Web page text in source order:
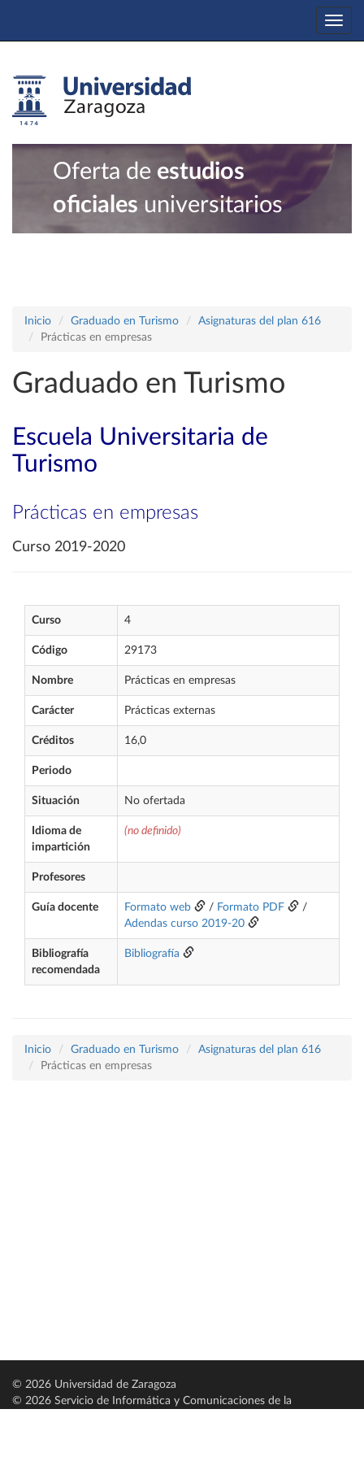
Oferta de estudios
oficiales universitarios
Inicio Graduado en Turismo
Asignaturas del plan 616
Prácticas en empresas
Graduado en Turismo
Escuela Universitaria de
Turismo
Prácticas en empresas
Curso 2019-2020
Curso 4
Código 29173
Nombre Prácticas en empresas
Carácter Prácticas externas
Créditos 16,0
Periodo
Situación No ofertada
Idioma de
impartición
(no definido)
Profesores
Guía docente Formato web / Formato PDF
/
Adendas curso 2019-20
Bibliografía
recomendada
Bibliografía
Inicio Graduado en Turismo
Asignaturas del plan 616
Prácticas en empresas
© 2026 Universidad de Zaragoza
© 2026 Servicio de Informática y Comunicaciones de la